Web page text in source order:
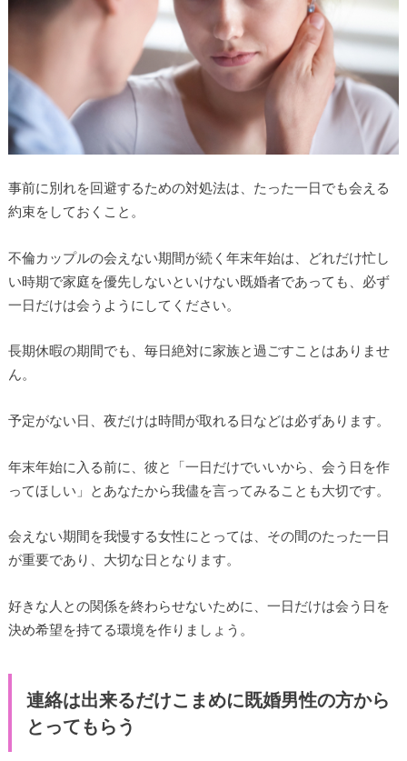
事前に別れを回避するための対処法は、たった一日でも会える
約束をしておくこと。
不倫カップルの会えない期間が続く年末年始は、どれだけ忙し
い時期で家庭を優先しないといけない既婚者であっても、必ず
一日だけは会うようにしてください。
長期休暇の期間でも、毎日絶対に家族と過ごすことはありませ
ん。
予定がない日、夜だけは時間が取れる日などは必ずあります。
年末年始に入る前に、彼と「一日だけでいいから、会う日を作
ってほしい」とあなたから我儘を言ってみることも大切です。
会えない期間を我慢する女性にとっては、その間のたった一日
が重要であり、大切な日となります。
好きな人との関係を終わらせないために、一日だけは会う日を
決め希望を持てる環境を作りましょう。
連絡は出来るだけこまめに既婚男性の方から
とってもらう